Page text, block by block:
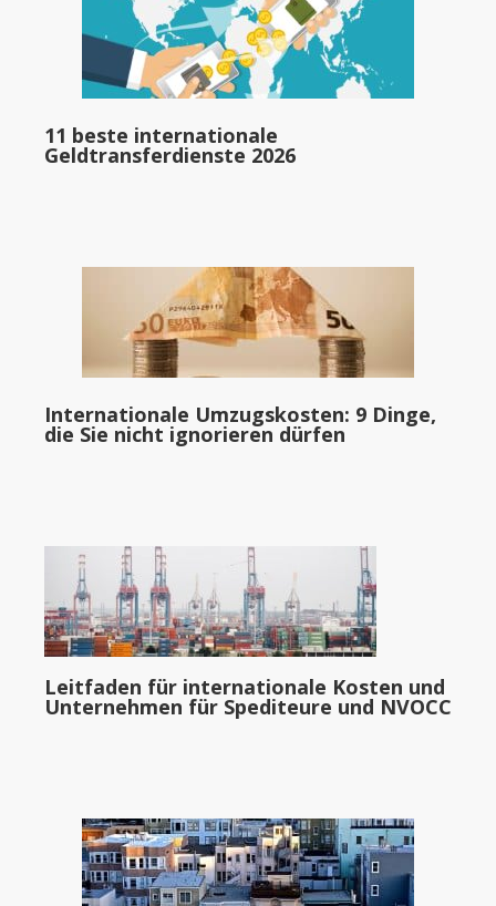
11 beste internationale
Geldtransferdienste 2026
Internationale Umzugskosten: 9 Dinge,
die Sie nicht ignorieren dürfen
Leitfaden für internationale Kosten und
Unternehmen für Spediteure und NVOCC